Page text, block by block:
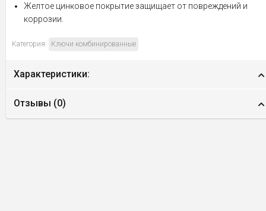
Желтое цинковое покрытие защищает от повреждений и
коррозии.
Категория: Ключи комбинированные
Характеристики:
Отзывы (0)